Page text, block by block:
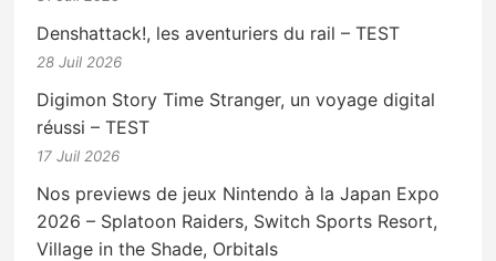
Denshattack!, les aventuriers du rail – TEST
28 Juil 2026
Digimon Story Time Stranger, un voyage digital
réussi – TEST
17 Juil 2026
Nos previews de jeux Nintendo à la Japan Expo
2026 – Splatoon Raiders, Switch Sports Resort,
Village in the Shade, Orbitals